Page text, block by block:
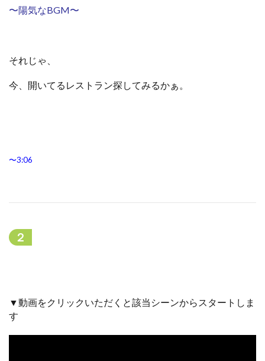
〜陽気なBGM〜
それじゃ、
今、開いてるレストラン探してみるかぁ。
〜3:06
２
▼動画をクリックいただくと該当シーンからスタートしま
す